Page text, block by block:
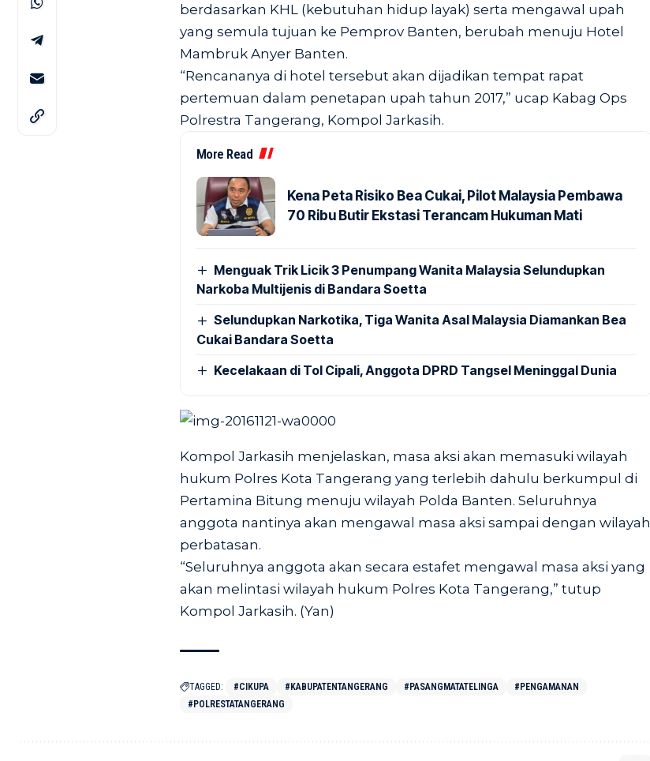
berdasarkan KHL (kebutuhan hidup layak) serta mengawal upah
yang semula tujuan ke Pemprov Banten, berubah menuju Hotel
Mambruk Anyer Banten.
“Rencananya di hotel tersebut akan dijadikan tempat rapat
pertemuan dalam penetapan upah tahun 2017,” ucap Kabag Ops
Polrestra Tangerang, Kompol Jarkasih.
More Read
Kena Peta Risiko Bea Cukai, Pilot Malaysia Pembawa
70 Ribu Butir Ekstasi Terancam Hukuman Mati
Menguak Trik Licik 3 Penumpang Wanita Malaysia Selundupkan
Narkoba Multijenis di Bandara Soetta
Selundupkan Narkotika, Tiga Wanita Asal Malaysia Diamankan Bea
Cukai Bandara Soetta
Kecelakaan di Tol Cipali, Anggota DPRD Tangsel Meninggal Dunia
Kompol Jarkasih menjelaskan, masa aksi akan memasuki wilayah
hukum Polres Kota Tangerang yang terlebih dahulu berkumpul di
Pertamina Bitung menuju wilayah Polda Banten. Seluruhnya
anggota nantinya akan mengawal masa aksi sampai dengan wilayah
perbatasan.
“Seluruhnya anggota akan secara estafet mengawal masa aksi yang
akan melintasi wilayah hukum Polres Kota Tangerang,” tutup
Kompol Jarkasih. (Yan)
TAGGED: #CIKUPA #KABUPATENTANGERANG #PASANGMATATELINGA
#PENGAMANAN
#POLRESTATANGERANG